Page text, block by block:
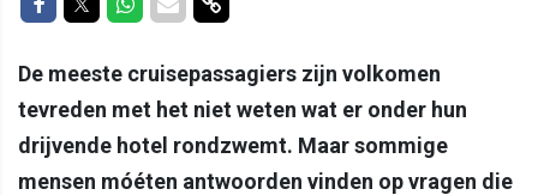
De meeste cruisepassagiers zijn volkomen
tevreden met het niet weten wat er onder hun
drijvende hotel rondzwemt. Maar sommige
mensen móéten antwoorden vinden op vragen die